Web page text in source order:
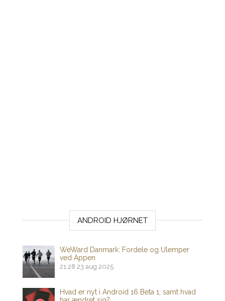
ANDROID HJØRNET
WeWard Danmark: Fordele og Ulemper
ved Appen
21:28 23 aug 2025
Hvad er nyt i Android 16 Beta 1, samt hvad